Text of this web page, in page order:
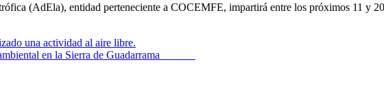
(AdEla), entidad perteneciente a COCEMFE, impartirá entre los próximos 11 y
en la Sierra de Guadarrama